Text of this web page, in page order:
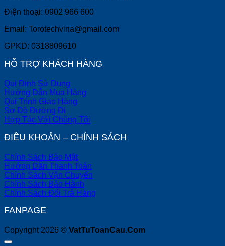
Điện thoại: 0902 966 600
Email: Torotechvina@gmail.com
GPKD: 0318809610
HỖ TRỢ KHÁCH HÀNG
Qui Định Sử Dụng
Hướng Dẫn Mua Hàng
Qui Trình Giao Hàng
Sơ Đồ Đường Đi
Hợp Tác Với Chúng Tôi
ĐIỀU KHOẢN – CHÍNH SÁCH
Chính Sách Bảo Mật
Hướng Dẫn Thanh Toán
Chính Sách Vận Chuyển
Chính Sách Bảo Hành
Chính Sách Đổi Trả Hàng
FANPAGE
Copyright 2026 © VatTuToanCau.Com